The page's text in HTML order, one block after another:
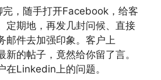
，随手打开Facebook，给客
定期地，再发几封问候、直接
邮件去加强印象。客户上
的帖子，竟然给你留了言。
在Linkedin上的问题。